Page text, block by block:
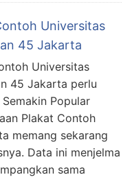
Universitas
45 Jakarta
Universitas
45 Jakarta perlu
Popular
Plakat Contoh
memang sekarang
Data ini menjelma
sama